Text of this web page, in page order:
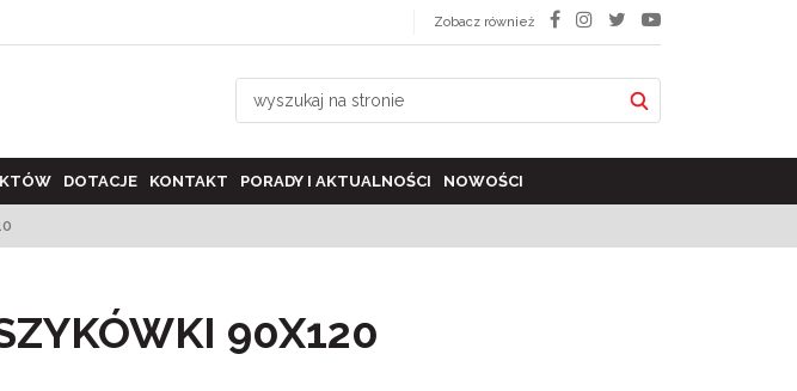
Zobacz również
DOTACJE KONTAKT PORADY I AKTUALNOŚCI NOWOŚCI
90X120